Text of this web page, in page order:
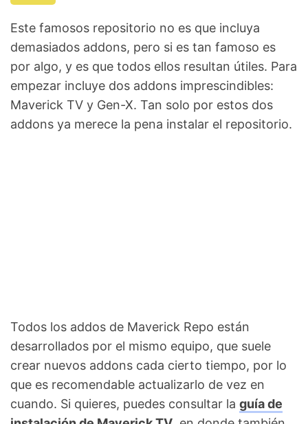
Este famosos repositorio no es que incluya
demasiados addons, pero si es tan famoso es
por algo, y es que todos ellos resultan útiles. Para
empezar incluye dos addons imprescindibles:
Maverick TV y Gen-X. Tan solo por estos dos
addons ya merece la pena instalar el repositorio.
Todos los addos de Maverick Repo están
desarrollados por el mismo equipo, que suele
crear nuevos addons cada cierto tiempo, por lo
que es recomendable actualizarlo de vez en
cuando. Si quieres, puedes consultar la guía de